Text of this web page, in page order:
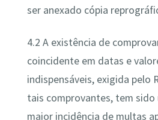
ser anexado cópia
4.2 A existência de
coincidente em datas e
indispensáveis, exigida pelo
tais comprovantes, tem sido
maior incidência de multas